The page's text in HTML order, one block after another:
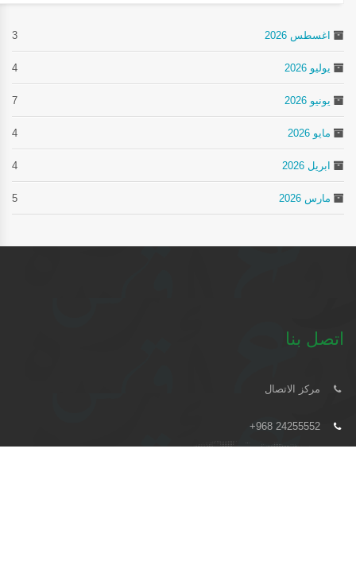
اغسطس 2026 3
يوليو 2026 4
يونيو 2026 7
مايو 2026 4
ابريل 2026 4
مارس 2026 5
اتصل بنا
مركز الاتصال
+968 24255552